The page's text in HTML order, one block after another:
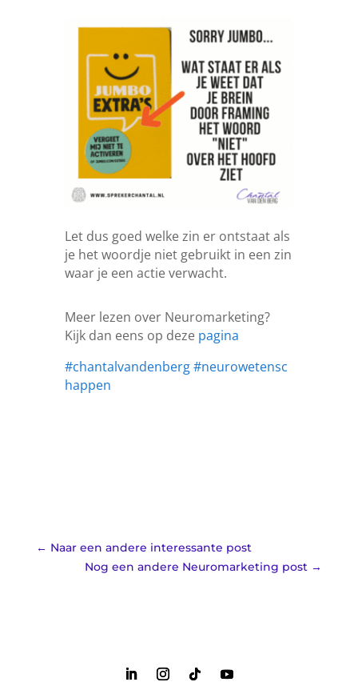
Let dus goed welke zin er ontstaat als
je het woordje niet gebruikt in een zin
waar je een actie verwacht.
Meer lezen over Neuromarketing?
Kijk dan eens op deze pagina
#chantalvandenberg#neurowetensc
happen
← Naar een andere interessante post
Nog een andere Neuromarketing post →